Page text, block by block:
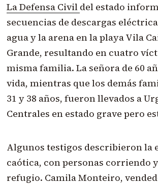
La Defensa Civil del estado
secuencias de descargas
agua y la arena en la playa Vila
Grande, resultando en cuatro
misma familia. La señora de 60
vida, mientras que los demás
31 y 38 años, fueron llevados a
Centrales en estado grave pero
Algunos testigos describieron la
caótica, con personas corriendo
refugio. Camila Monteiro,